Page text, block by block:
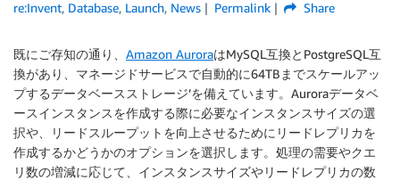
re:Invent, Database, Launch, News Permalink Share
既にご存知の通り、 Amazon AuroraはMySQL互換とPostgreSQL互
換があり、マネージドサービスで自動的に64TBまでスケールアッ
プするデータベースストレージ’を備えています。Auroraデータベ
ースインスタンスを作成する際に必要なインスタンスサイズの選
択や、リードスループットを向上させるためにリードレプリカを
作成するかどうかのオプションを選択します。処理の需要やクエ
リ数の増減に応じて、インスタンスサイズやリードレプリカの数